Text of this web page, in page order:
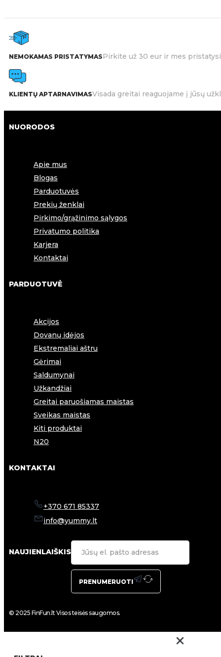
NEMOKAMAS PRISTATYMASPirkite už 30 eur ir mes
KLIENTŲ APTARNAVIMASVisada greitai reaguojame į jūsų
NUORODOS
Apie mus
Blogas
Parduotuvės
Prekių ženklai
Pirkimo/grąžinimo sąlygos
Privatumo politika
Karjera
Kontaktai
PARDUOTUVĖ
Akcijos
Dovanų idėjos
Ekstremaliai aštru
Gėrimai
Saldumynai
Užkandžiai
Greitai paruošiamas maistas
Sveikas maistas
Kiti produktai
N20
KONTAKTAI
+370 671 85337
info@yummy.lt
NAUJIENLAIŠKIS
PRENUMERUOTI
© 2025 FinFun.lt Visos teisės saugomos.